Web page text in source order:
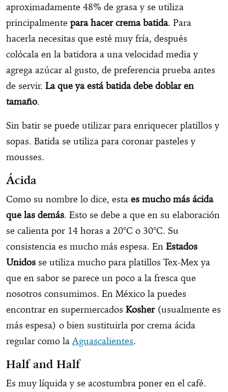
aproximadamente 48% de grasa y se utiliza
principalmente para hacer crema batida. Para
hacerla necesitas que esté muy fría, después
colócala en la batidora a una velocidad media y
agrega azúcar al gusto, de preferencia prueba antes
de servir. La que ya está batida debe doblar en
tamaño.
Sin batir se puede utilizar para enriquecer platillos y
sopas. Batida se utiliza para coronar pasteles y
mousses.
Ácida
Como su nombre lo dice, esta es mucho más ácida
que las demás. Esto se debe a que en su elaboración
se calienta por 14 horas a 20°C o 30°C. Su
consistencia es mucho más espesa. En Estados
Unidos se utiliza mucho para platillos Tex-Mex ya
que en sabor se parece un poco a la fresca que
nosotros consumimos. En México la puedes
encontrar en supermercados Kosher(usualmente es
más espesa) o bien sustituirla por crema ácida
regular como laAguascalientes.
Half and Half
Es muy líquida y se acostumbra poner en el café.